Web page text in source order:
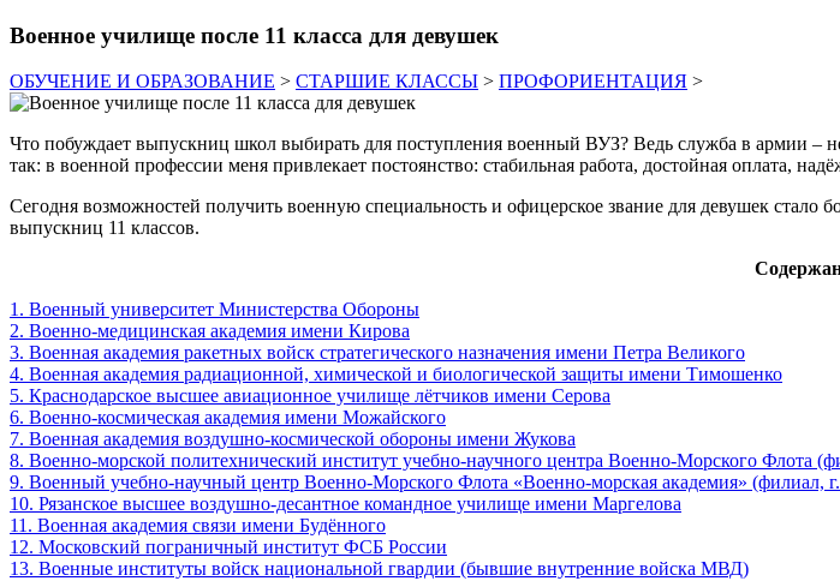
Военное училище после 11 класса для девушек
ОБУЧЕНИЕ И ОБРАЗОВАНИЕ > СТАРШИЕ КЛАССЫ > ПРОФОРИЕНТАЦИЯ >
Что побуждает выпускниц школ выбирать для поступления военный ВУЗ? Ведь служба в армии –
так: в военной профессии меня привлекает постоянство: стабильная работа, достойная оплата,
Сегодня возможностей получить военную специальность и офицерское звание для девушек
выпускниц 11 классов.
1. Военный университет Министерства Обороны
2. Военно-медицинская академия имени Кирова
3. Военная академия ракетных войск стратегического назначения имени Петра Великого
4. Военная академия радиационной, химической и биологической защиты имени Тимошенко
5. Краснодарское высшее авиационное училище лётчиков имени Серова
6. Военно-космическая академия имени Можайского
7. Военная академия воздушно-космической обороны имени Жукова
8. Военно-морской политехнический институт учебно-научного центра Военно-Морского Флота
9. Военный учебно-научный центр Военно-Морского Флота «Военно-морская академия» (филиал,
10. Рязанское высшее воздушно-десантное командное училище имени Маргелова
11. Военная академия связи имени Будённого
12. Московский пограничный институт ФСБ России
13. Военные институты войск национальной гвардии (бывшие внутренние войска МВД)